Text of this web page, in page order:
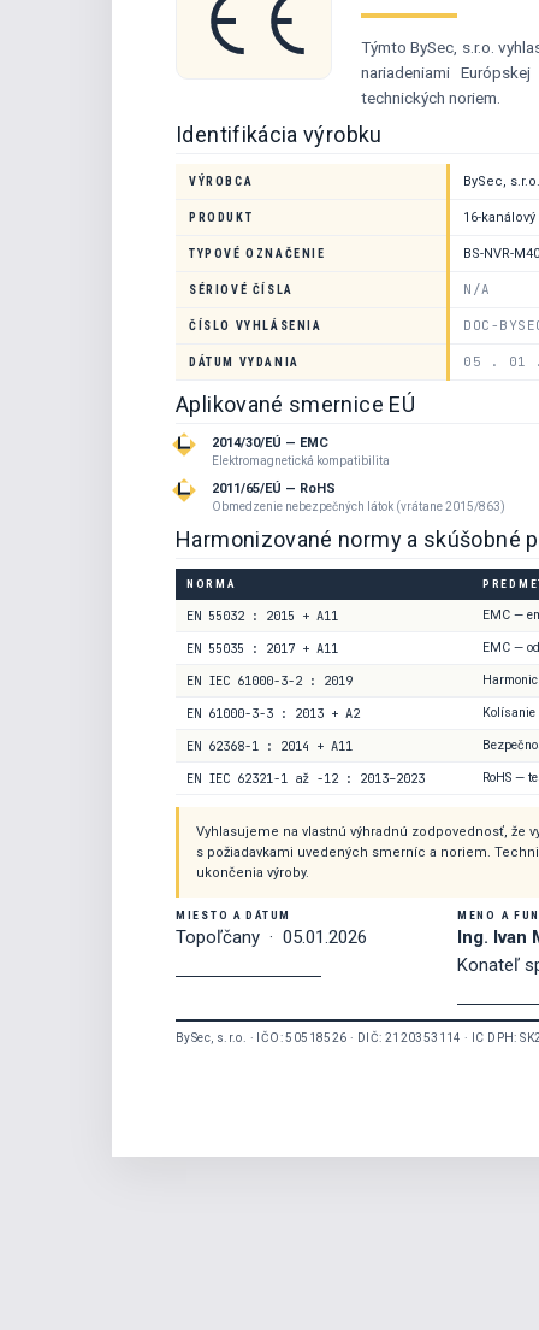
Týmto BySec, s.r.o.
nariadeniami
technických noriem.
Identifikácia výrobku
VÝROBCA BySec,
PRODUKT 16-
TYPOVÉ OZNAČENIE BS-NVR-
SÉRIOVÉ ČÍSLA N/A
ČÍSLO VYHLÁSENIA DOC-
DÁTUM VYDANIA 05 . 01
Aplikované smernice EÚ
2014/30/EÚ — EMC
Elektromagnetická kompatibilita
2011/65/EÚ — RoHS
Obmedzenie nebezpečných látok (vrátane 2015/863)
Harmonizované normy a skúšobné
NORMA
EN 55032 : 2015 + A11 EMC —
EN 55035 : 2017 + A11 EMC —
EN IEC 61000-3-2 : 2019
EN 61000-3-3 : 2013 + A2
EN 62368-1 : 2014 + A11
EN IEC 62321-1 až -12 : 2013–2023 RoHS —
Vyhlasujeme na vlastnú výhradnú zodpovednosť, že
s požiadavkami uvedených smerníc a noriem.
ukončenia výroby.
MIESTO A DÁTUM
Topoľčany · 05.01.2026
MENO A
Ing. Ivan
Konateľ
BySec, s.r.o. · IČO: 50518526 · DIČ: 2120353114 · IC DPH: